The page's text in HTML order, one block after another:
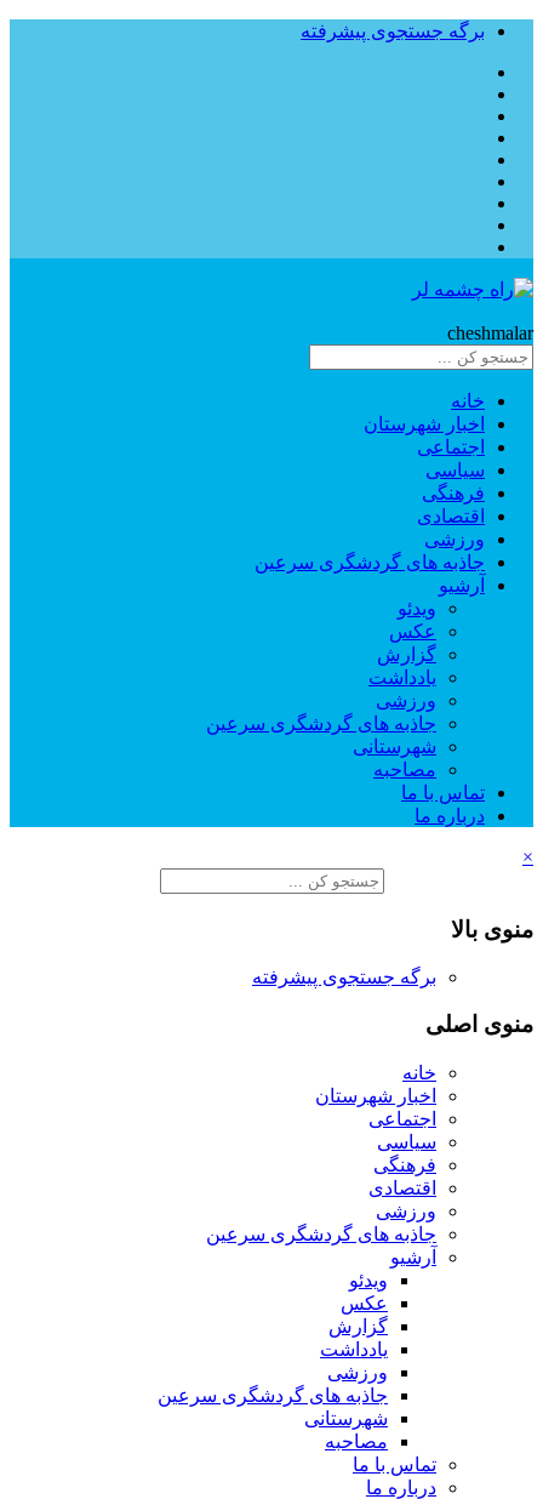
برگه جستجوی پیشرفته
cheshmalar
خانه
اخبار شهرستان
اجتماعی
سیاسی
فرهنگی
اقتصادی
ورزشی
جاذبه های گردشگری سرعین
آرشیو
ویدئو
عکس
گزارش
یادداشت
ورزشی
جاذبه های گردشگری سرعین
شهرستانی
مصاحبه
تماس با ما
درباره ما
×
منوی بالا
برگه جستجوی پیشرفته
منوی اصلی
خانه
اخبار شهرستان
اجتماعی
سیاسی
فرهنگی
اقتصادی
ورزشی
جاذبه های گردشگری سرعین
آرشیو
ویدئو
عکس
گزارش
یادداشت
ورزشی
جاذبه های گردشگری سرعین
شهرستانی
مصاحبه
تماس با ما
درباره ما